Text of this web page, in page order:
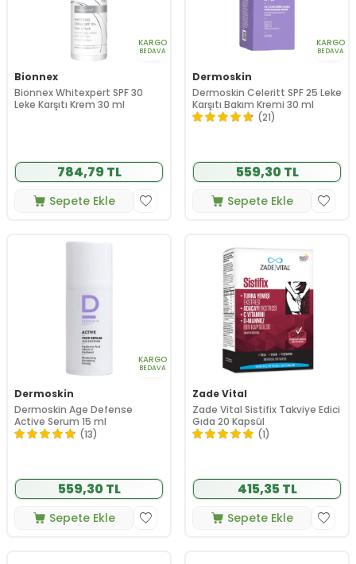
KARGO
BEDAVA
Bionnex
Bionnex Whitexpert SPF 30
Leke Karşıtı Krem 30 ml
784,79 TL
Sepete Ekle
KARGO
BEDAVA
Dermoskin
Dermoskin Celeritt SPF 25 Leke
Karşıtı Bakım Kremi 30 ml
(21)
559,30 TL
Sepete Ekle
KARGO
BEDAVA
Dermoskin
Dermoskin Age Defense
Active Serum 15 ml
(13)
559,30 TL
Sepete Ekle
Zade Vital
Zade Vital Sistifix Takviye Edici
Gıda 20 Kapsül
(1)
415,35 TL
Sepete Ekle